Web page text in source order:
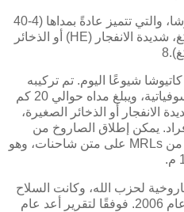
يشغل حزب الله عدة نماذج كاتيوشا، والتي تتميز عادةً بمداها (4-40
شديدة الانفجار (HE) أو الذخائر
كاتيوشا شيوعًا اليوم. تم تركيبه
السوفياتية، ويبلغ مداه حوالي 20 كم
شديدة الانفجار أو الذخائر الصغيرة،
يمكن إطلاق الصاروخ من
من MRLs على متن شاحنات، وهو
.
لحزب الله، وكانت السلاح
المفضل للحزب في حرب لبنان عام 2006. فوفقًا لتقرير أعد عام